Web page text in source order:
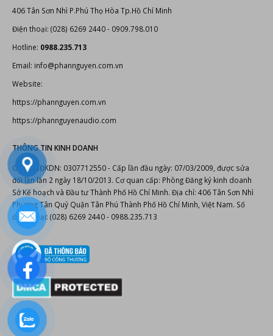
Chính sách bảo hành
Chính sách bảo mật thông tin
LIÊN HỆ
Cty TNHH TM AT-AS-NT Phan Nguyễn
406 Tân Sơn Nhì P.Phú Thọ Hòa Tp.Hồ Chí Minh
Điện thoại: (028) 6269 2440 - 0909.798.010
Hotline:0988.235.713
Email: info@phannguyen.com.vn
Website:
https://phannguyen.com.vn
https://phannguyenaudio.com
THÔNG TIN KINH DOANH
Giấy CNĐKDN: 0307712550 - Cấp lần đầu ngày: 07/03/2009, được sửa
đổi lần lần 2 ngày 18/10/2013. Cơ quan cấp: Phòng Đăng ký kinh doanh
Sở Kế hoạch và Đầu tư Thành Phố Hồ Chí Minh. Địa chỉ: 406 Tân Sơn Nhì
Phường Tân Quý Quận Tân Phú Thành Phố Hồ Chí Minh, Việt Nam. Số
điện thoại: (028) 6269 2440 - 0988.235.713